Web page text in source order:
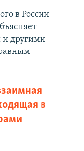
в России
и другими
в